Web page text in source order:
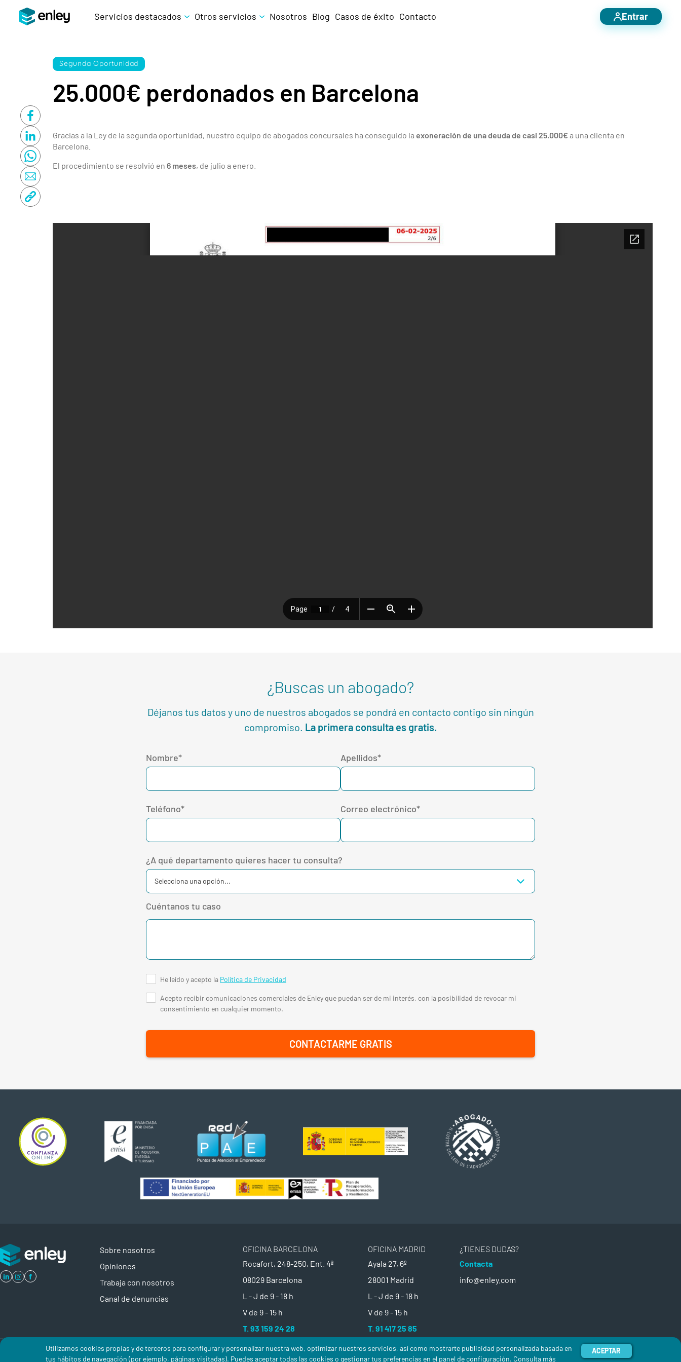
Servicios destacados Otros servicios Nosotros Blog Casos de éxito Contacto Entrar
Segunda Oportunidad
25.000€ perdonados en Barcelona
Gracias a la Ley de la segunda oportunidad, nuestro equipo de abogados concursales ha conseguido la exoneración de una deuda de casi 25.000€a una clienta en
Barcelona.
El procedimiento se resolvió en 6 meses, de julio a enero.
¿Buscas un abogado?
Déjanos tus datos y uno de nuestros abogados se pondrá en contacto contigo sin ningún
compromiso. La primera consulta es gratis.
Nombre* Apellidos*
Teléfono* Correo electrónico*
¿A qué departamento quieres hacer tu consulta?
Cuéntanos tu caso
He leído y acepto la Política de Privacidad
Acepto recibir comunicaciones comerciales de Enley que puedan ser de mi interés, con la posibilidad de revocar mi
consentimiento en cualquier momento.
Utilizamos cookies propias y de terceros para configurar y personalizar nuestra web, optimizar nuestros servicios, así como mostrarte publicidad personalizada basada en
tus hábitos de navegación (por ejemplo, páginas visitadas). Puedes aceptar todas las cookies o gestionar tus preferencias en el panel de configuración. Consulta más
ACEPTAR
in f
Sobre nosotros
Opiniones
Trabaja con nosotros
Canal de denuncias
¿TIENES DUDAS?
Contacta
info@enley.com
OFICINA BARCELONA
Rocafort, 248-250, Ent. 4ª
08029 Barcelona
L - J de 9 - 18 h
V de 9 - 15 h
T. 93 159 24 28
OFICINA MADRID
Ayala 27, 6º
28001 Madrid
L - J de 9 - 18 h
V de 9 - 15 h
T. 91 417 25 85
Política de Privacidad Aviso Legal Política de Cookies Condiciones de Contratación